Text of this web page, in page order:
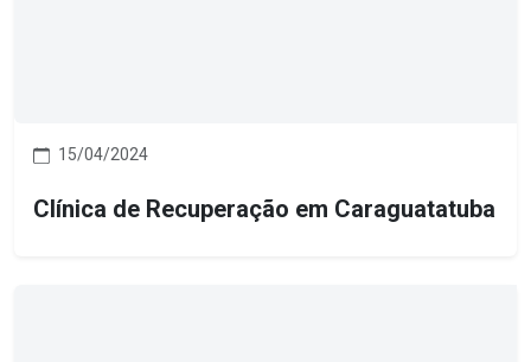
15/04/2024
Clínica de Recuperação em Caraguatatuba